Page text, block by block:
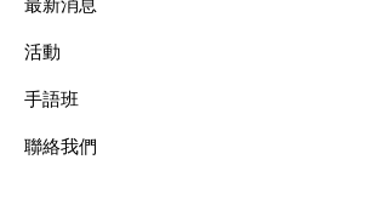
​活動
手語班
​聯絡我們